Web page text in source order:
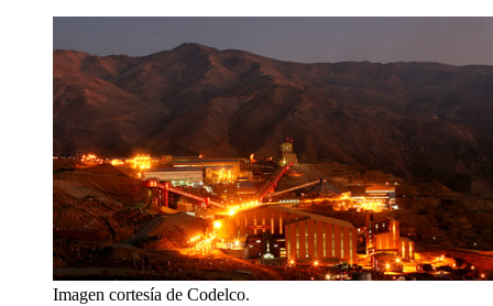
Imagen cortesía de Codelco.